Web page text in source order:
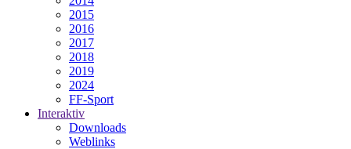
2015
2016
2017
2018
2019
2024
FF-Sport
Interaktiv
Downloads
Weblinks